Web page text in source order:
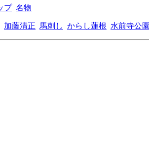
プ 名物
加藤清正 馬刺し からし蓮根 水前寺公園